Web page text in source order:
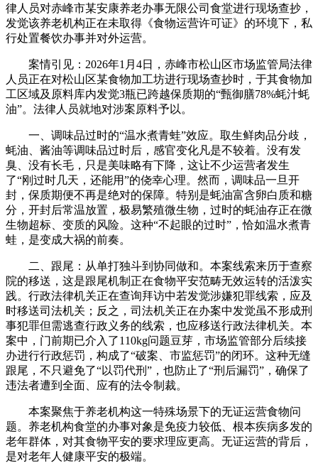
律人员对赤峰市某安康养老办事无限公司食堂进行现场查抄，
发觉该养老机构正在未取得《食物运营许可证》的环境下，私
行处置餐饮办事并对外运营。
案情引见：2026年1月4日，赤峰市松山区市场监管局法律
人员正在对松山区某食物加工坊进行现场查抄时，于其食物加
工区域及原料库内发觉3瓶已跨越保质期的“甄御膳78%蚝汁蚝
油”。法律人员就地对涉案原料予以。
一、调味品过时的“温水煮青蛙”效应。取生鲜肉品分歧，
蚝油、酱油等调味品过时后，感官变化凡是不较着。没有发
臭、没有长毛，只是美味略有下降，这让不少运营者发生
了“刚过时几天，还能用”的侥幸心理。然而，调味品一旦开
封，保质期便不再是绝对的保障。特别是蚝油富含卵白质和糖
分，开封后常温放置，极易繁殖微生物，过时的蚝油存正在微
生物超标、变质的风险。这种“不起眼的过时”，恰如温水煮青
蛙，是变成大祸的前奏。
二、跟尾：从单打独斗到协同做和。本案线索来历于查察
院的移送，这是跟尾机制正在食物平安范畴无效运转的活泼实
践。行政法律机关正在查询拜访中若发觉涉嫌犯罪线索，应及
时移送司法机关；反之，司法机关正在办案中发觉虽不形成刑
事犯罪但需逃查行政义务的线索，也应移送行政法律机关。本
案中，门前期已介入了110kg问题豆芽，市场监管部分后续接
办进行行政惩罚，构成了“破案、市监惩罚”的闭环。这种无缝
跟尾，不只避免了“以罚代刑”，也防止了“刑后漏罚”，确保了
违法者遭到全面、应有的法令制裁。
本案聚焦于养老机构这一特殊场景下的无证运营食物问
题。养老机构食堂的办事对象是免疫力较低、根本疾病多发的
老年群体，对其食物平安的要求理应更高。无证运营的背后，
是对老年人健康平安的极端。